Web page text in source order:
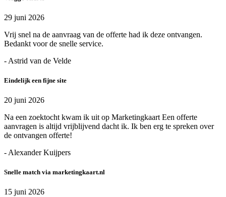
29 juni 2026
Vrij snel na de aanvraag van de offerte had ik deze ontvangen.
Bedankt voor de snelle service.
- Astrid van de Velde
Eindelijk een fijne site
20 juni 2026
Na een zoektocht kwam ik uit op Marketingkaart Een offerte
aanvragen is altijd vrijblijvend dacht ik. Ik ben erg te spreken over
de ontvangen offerte!
- Alexander Kuijpers
Snelle match via marketingkaart.nl
15 juni 2026